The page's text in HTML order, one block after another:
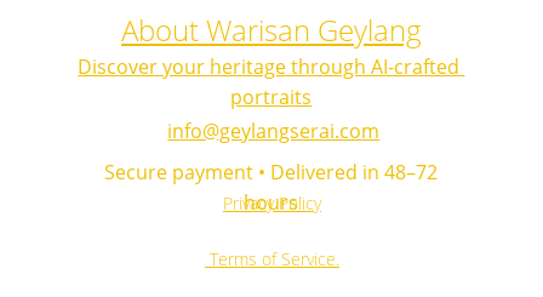
About Warisan Geylang
Discover your heritage through AI-crafted
portraits
Privacy Policy
Terms of Service.
info@geylangserai.com
Secure payment • Delivered in 48–72
hours